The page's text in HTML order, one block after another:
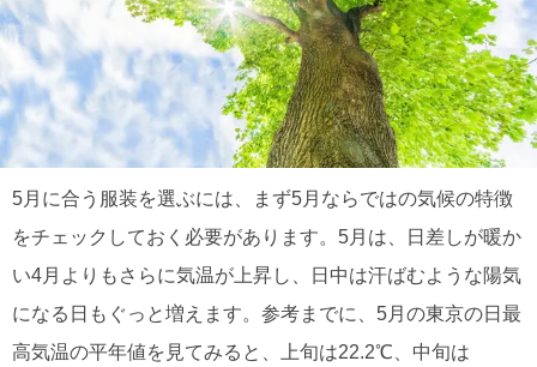
5月に合う服装を選ぶには、まず5月ならではの気候の特徴
をチェックしておく必要があります。5月は、日差しが暖か
い4月よりもさらに気温が上昇し、日中は汗ばむような陽気
になる日もぐっと増えます。参考までに、5月の東京の日最
高気温の平年値を見てみると、上旬は22.2℃、中旬は